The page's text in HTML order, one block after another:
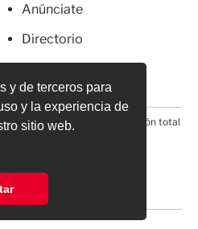
y de terceros para
y la experiencia de
sitio web.
Anúnciate
Directorio
Prohibida la reproducción total
medio electrónico*